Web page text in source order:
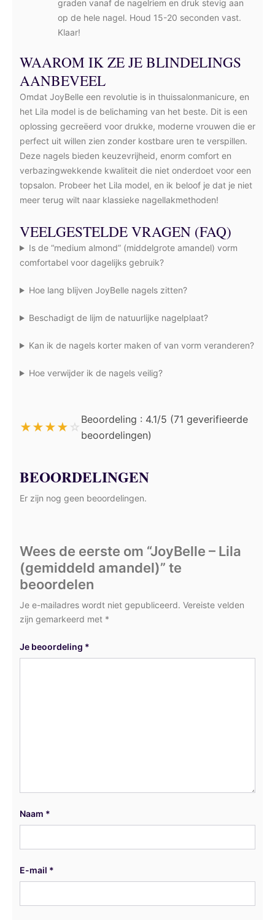
graden vanaf de nagelriem en druk stevig aan
op de hele nagel. Houd 15-20 seconden vast.
Klaar!
WAAROM IK ZE JE BLINDELINGS
AANBEVEEL
Omdat JoyBelle een revolutie is in thuissalonmanicure, en
het Lila model is de belichaming van het beste. Dit is een
oplossing gecreëerd voor drukke, moderne vrouwen die er
perfect uit willen zien zonder kostbare uren te verspillen.
Deze nagels bieden keuzevrijheid, enorm comfort en
verbazingwekkende kwaliteit die niet onderdoet voor een
topsalon. Probeer het Lila model, en ik beloof je dat je niet
meer terug wilt naar klassieke nagellakmethoden!
VEELGESTELDE VRAGEN (FAQ)
Is de “medium almond” (middelgrote amandel) vorm
comfortabel voor dagelijks gebruik?
Hoe lang blijven JoyBelle nagels zitten?
Beschadigt de lijm de natuurlijke nagelplaat?
Kan ik de nagels korter maken of van vorm veranderen?
Hoe verwijder ik de nagels veilig?
★★★★ ☆
Beoordeling : 4.1/5 (71 geverifieerde
beoordelingen)
BEOORDELINGEN
Er zijn nog geen beoordelingen.
Wees de eerste om “JoyBelle – Lila
(gemiddeld amandel)” te
beoordelen
Je e-mailadres wordt niet gepubliceerd. Vereiste velden
zijn gemarkeerd met *
Je beoordeling *
Naam *
E-mail *